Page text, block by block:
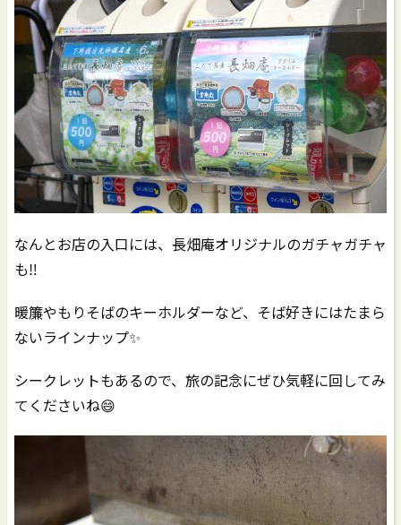
なんとお店の入口には、長畑庵オリジナルのガチャガチャ
も‼️
暖簾やもりそばのキーホルダーなど、そば好きにはたまら
ないラインナップ✨
シークレットもあるので、旅の記念にぜひ気軽に回してみ
てくださいね😄